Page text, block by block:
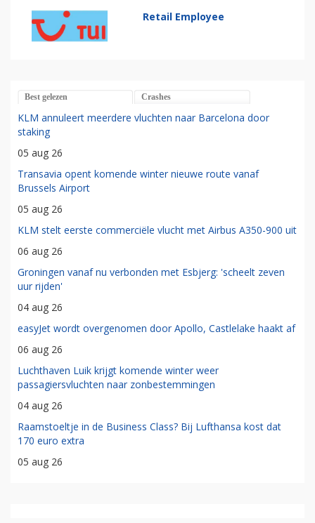
Retail Employee
Best gelezen Crashes
KLM annuleert meerdere vluchten naar Barcelona door
staking
05 aug 26
Transavia opent komende winter nieuwe route vanaf
Brussels Airport
05 aug 26
KLM stelt eerste commerciële vlucht met Airbus A350-900 uit
06 aug 26
Groningen vanaf nu verbonden met Esbjerg: 'scheelt zeven
uur rijden'
04 aug 26
easyJet wordt overgenomen door Apollo, Castlelake haakt af
06 aug 26
Luchthaven Luik krijgt komende winter weer
passagiersvluchten naar zonbestemmingen
04 aug 26
Raamstoeltje in de Business Class? Bij Lufthansa kost dat
170 euro extra
05 aug 26